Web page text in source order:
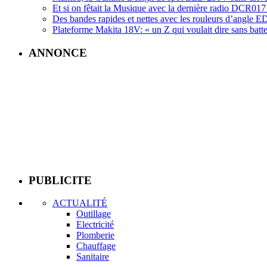
Et si on fêtait la Musique avec la dernière radio
Des bandes rapides et nettes avec les rouleurs d’angle
Plateforme Makita 18V: « un Z qui voulait dire sans
ANNONCE
PUBLICITE
ACTUALITÉ
Outillage
Electricité
Plomberie
Chauffage
Sanitaire